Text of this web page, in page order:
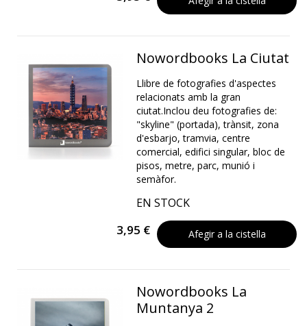
Nowordbooks La Ciutat
Llibre de fotografies d'aspectes
relacionats amb la gran
ciutat.Inclou deu fotografies de:
"skyline" (portada), trànsit, zona
d'esbarjo, tramvia, centre
comercial, edifici singular, bloc de
pisos, metre, parc, munió i
semàfor.
EN STOCK
3,95 € Afegir a la cistella
Nowordbooks La
Muntanya 2